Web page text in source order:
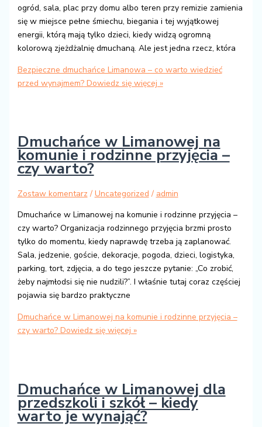
ogród, sala, plac przy domu albo teren przy remizie zamienia
się w miejsce pełne śmiechu, biegania i tej wyjątkowej
energii, którą mają tylko dzieci, kiedy widzą ogromną
kolorową zjeżdżalnię dmuchaną. Ale jest jedna rzecz, która
Bezpieczne dmuchańce Limanowa – co warto wiedzieć
przed wynajmem?Dowiedz się więcej »
Dmuchańce w Limanowej na
komunie i rodzinne przyjęcia –
czy warto?
Zostaw komentarz / Uncategorized / admin
Dmuchańce w Limanowej na komunie i rodzinne przyjęcia –
czy warto? Organizacja rodzinnego przyjęcia brzmi prosto
tylko do momentu, kiedy naprawdę trzeba ją zaplanować.
Sala, jedzenie, goście, dekoracje, pogoda, dzieci, logistyka,
parking, tort, zdjęcia, a do tego jeszcze pytanie: „Co zrobić,
żeby najmłodsi się nie nudzili?”. I właśnie tutaj coraz częściej
pojawia się bardzo praktyczne
Dmuchańce w Limanowej na komunie i rodzinne przyjęcia –
czy warto?Dowiedz się więcej »
Dmuchańce w Limanowej dla
przedszkoli i szkół – kiedy
warto je wynająć?